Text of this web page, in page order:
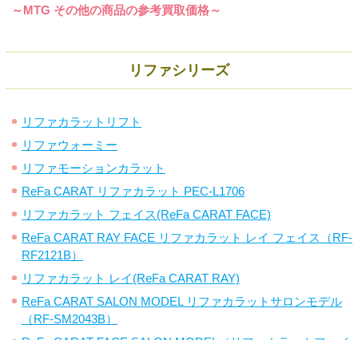
～MTG その他の商品の参考買取価格～
リファシリーズ
リファカラットリフト
リファウォーミー
リファモーションカラット
ReFa CARAT リファカラット PEC-L1706
リファカラット フェイス(ReFa CARAT FACE)
ReFa CARAT RAY FACE リファカラット レイ フェイス（RF-
RF2121B）
リファカラット レイ(ReFa CARAT RAY)
ReFa CARAT SALON MODEL リファカラットサロンモデル
（RF-SM2043B）